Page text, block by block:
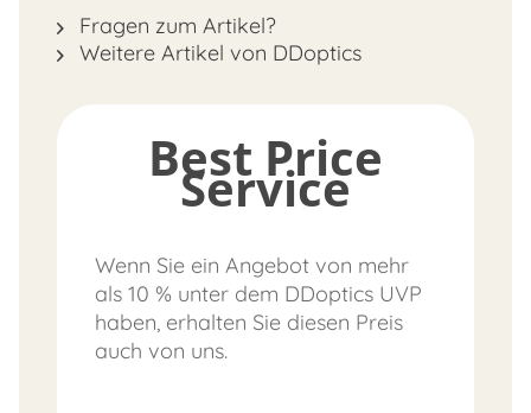
Fragen zum Artikel?
Weitere Artikel von DDoptics
Best Price
Service
Wenn Sie ein Angebot von mehr
als 10 % unter dem DDoptics UVP
haben, erhalten Sie diesen Preis
auch von uns.